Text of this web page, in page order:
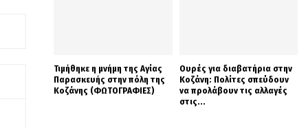
Τιμήθηκε η μνήμη της Αγίας
Παρασκευής στην πόλη της
Κοζάνης (ΦΩΤΟΓΡΑΦΙΕΣ)
Ουρές για διαβατήρια στην
Κοζάνη: Πολίτες σπεύδουν
να προλάβουν τις αλλαγές
στις...